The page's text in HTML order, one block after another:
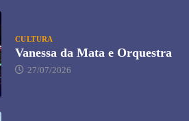
CULTURA
Vanessa da Mata e Orquestra
27/07/2026